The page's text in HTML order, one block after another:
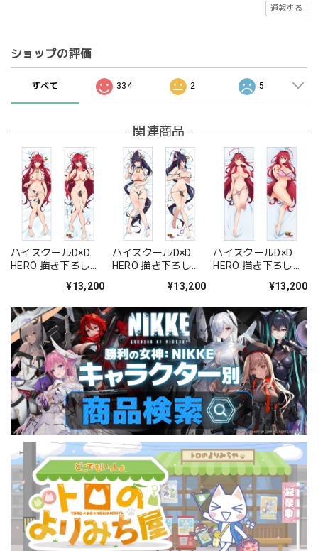
通報する
ショップの評価
すべて 334 2 5
関連商品
ハイスクールD×D
HERO 描き下ろし抱
ス・グレモリー/牛
コット
¥13,200
ハイスクールD×D
HERO 描き下ろし抱
¥13,200
ハイスクールD×D
HERO 描き下ろし抱
ス)2WAYトリコット
¥13,200